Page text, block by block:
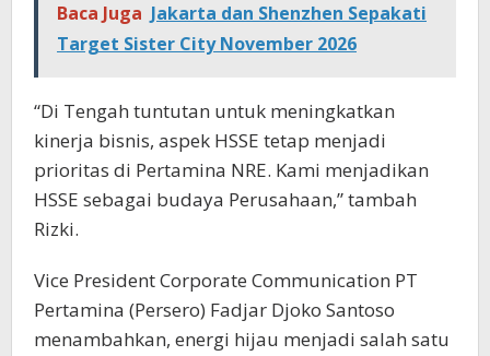
Baca Juga Jakarta dan Shenzhen Sepakati
Target Sister City November 2026
“Di Tengah tuntutan untuk meningkatkan
kinerja bisnis, aspek HSSE tetap menjadi
prioritas di Pertamina NRE. Kami menjadikan
HSSE sebagai budaya Perusahaan,” tambah
Rizki.
Vice President Corporate Communication PT
Pertamina (Persero) Fadjar Djoko Santoso
menambahkan, energi hijau menjadi salah satu